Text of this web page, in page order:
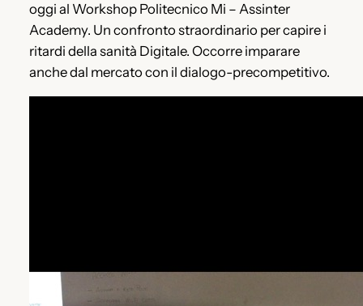
oggi al Workshop Politecnico Mi – Assinter
Academy. Un confronto straordinario per capire i
ritardi della sanità Digitale. Occorre imparare
anche dal mercato con il dialogo-precompetitivo.